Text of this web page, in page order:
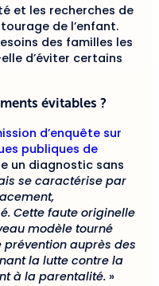
et les recherches de
de l’enfant.
des familles les
d’éviter certains
évitables ?
d’enquête sur
publiques de
un diagnostic sans
se caractérise par
Cette faute originelle
modèle tourné
auprès des
la lutte contre la
à la parentalité. »